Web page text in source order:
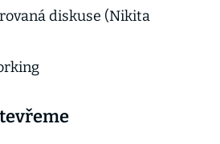
diskuse (Nikita